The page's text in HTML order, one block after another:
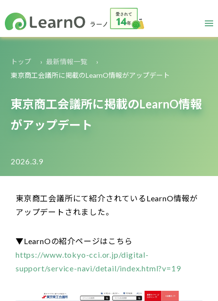
トップ
最新情報一覧
東京商工会議所に掲載のLearnO情報がアップデート
東京商工会議所に掲載のLearnO情報
がアップデート
2026.3.9
東京商工会議所にて紹介されているLearnO情報が
アップデートされました。
▼LearnOの紹介ページはこちら
https://www.tokyo-cci.or.jp/digital-
support/service-navi/detail/index.html?v=19